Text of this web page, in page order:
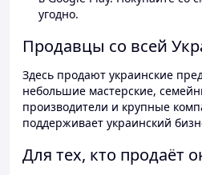
угодно.
Продавцы со всей
Здесь продают украинские
небольшие мастерские,
производители и крупные
поддерживает украинский
Для тех, кто продаёт